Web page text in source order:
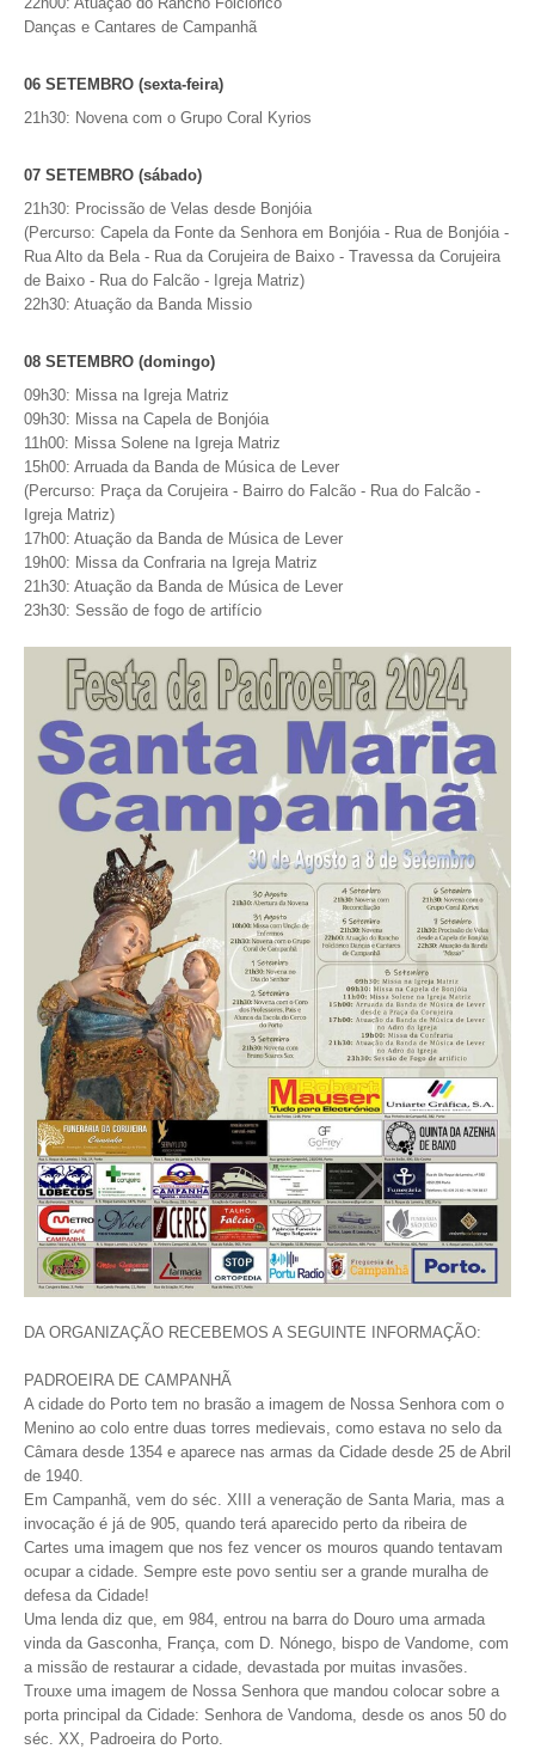
RECENSEAMENTO ELEITORAL
VENDA AMBULANTE
O GABINETE
APOIO AOS DESEMPREGADOS
APOIO ÀS EMPRESAS
OFERTAS DE EMPREGO
CONTACTO E HORÁRIO GIP
CONTACTOS
Danças e Cantares de Campanhã
06 SETEMBRO (sexta-feira)
21h30: Novena com o Grupo Coral Kyrios
07 SETEMBRO (sábado)
21h30: Procissão de Velas desde Bonjóia
(Percurso: Capela da Fonte da Senhora em Bonjóia - Rua de Bonjóia -
Rua Alto da Bela - Rua da Corujeira de Baixo - Travessa da Corujeira
de Baixo - Rua do Falcão - Igreja Matriz)
22h30: Atuação da Banda Missio
08 SETEMBRO (domingo)
09h30: Missa na Igreja Matriz
09h30: Missa na Capela de Bonjóia
11h00: Missa Solene na Igreja Matriz
15h00: Arruada da Banda de Música de Lever
(Percurso: Praça da Corujeira - Bairro do Falcão - Rua do Falcão -
Igreja Matriz)
17h00: Atuação da Banda de Música de Lever
19h00: Missa da Confraria na Igreja Matriz
21h30: Atuação da Banda de Música de Lever
23h30: Sessão de fogo de artifício
DA ORGANIZAÇÃO RECEBEMOS A SEGUINTE INFORMAÇÃO:
PADROEIRA DE CAMPANHÃ
A cidade do Porto tem no brasão a imagem de Nossa Senhora com o
Menino ao colo entre duas torres medievais, como estava no selo da
Câmara desde 1354 e aparece nas armas da Cidade desde 25 de Abril
de 1940.
Em Campanhã, vem do séc. XIII a veneração de Santa Maria, mas a
invocação é já de 905, quando terá aparecido perto da ribeira de
Cartes uma imagem que nos fez vencer os mouros quando tentavam
ocupar a cidade. Sempre este povo sentiu ser a grande muralha de
defesa da Cidade!
Uma lenda diz que, em 984, entrou na barra do Douro uma armada
vinda da Gasconha, França, com D. Nónego, bispo de Vandome, com
a missão de restaurar a cidade, devastada por muitas invasões.
Trouxe uma imagem de Nossa Senhora que mandou colocar sobre a
porta principal da Cidade: Senhora de Vandoma, desde os anos 50 do
séc. XX, Padroeira do Porto.